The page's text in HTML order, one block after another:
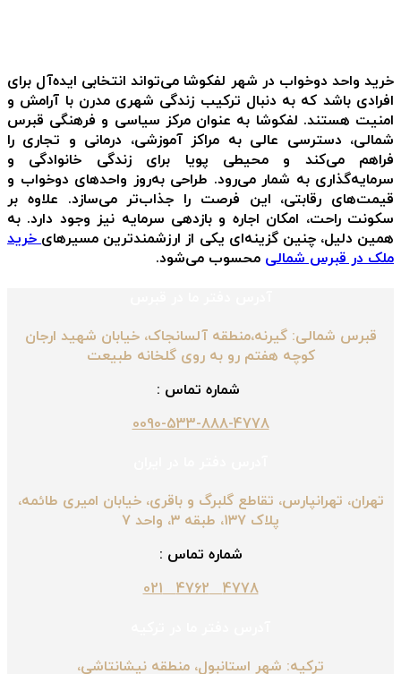
خرید واحد دو‌خواب در شهر لفکوشا می‌تواند انتخابی ایده‌آل برای
افرادی باشد که به دنبال ترکیب زندگی شهری مدرن با آرامش و
امنیت هستند. لفکوشا به عنوان مرکز سیاسی و فرهنگی قبرس
شمالی، دسترسی عالی به مراکز آموزشی، درمانی و تجاری را
فراهم می‌کند و محیطی پویا برای زندگی خانوادگی و
سرمایه‌گذاری به شمار می‌رود. طراحی به‌روز واحدهای دو‌خواب و
قیمت‌های رقابتی، این فرصت را جذاب‌تر می‌سازد. علاوه بر
سکونت راحت، امکان اجاره و بازدهی سرمایه نیز وجود دارد. به
همین دلیل، چنین گزینه‌ای یکی از ارزشمندترین مسیرهایخرید
ملک در قبرس شمالی محسوب می‌شود.
قبرس شمالی: گیرنه،منطقه آلسانجاک، خیابان شهید ارجان
کوچه هفتم رو به روی گلخانه طبیعت
شماره تماس :
0090-533-888-4778
تهران، تهرانپارس، تقاطع گلبرگ و باقری، خیابان امیری طائمه،
پلاک ۱۳۷، طبقه ۳، واحد ۷
شماره تماس :
4778 4762 021
ترکیه: شهر استانبول، منطقه نیشانتاشی،